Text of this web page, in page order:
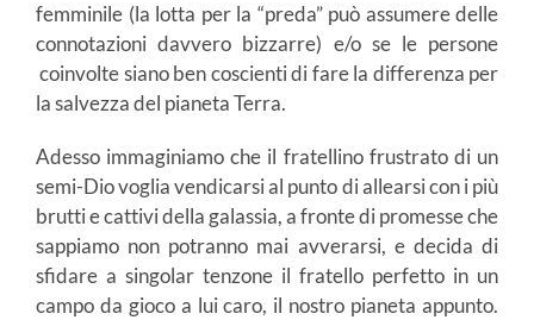
femminile (la lotta per la “preda” può assumere delle
connotazioni davvero bizzarre) e/o se le persone
coinvolte siano ben coscienti di fare la differenza per
la salvezza del pianeta Terra.
Adesso immaginiamo che il fratellino frustrato di un
semi-Dio voglia vendicarsi al punto di allearsi con i più
brutti e cattivi della galassia, a fronte di promesse che
sappiamo non potranno mai avverarsi, e decida di
sfidare a singolar tenzone il fratello perfetto in un
campo da gioco a lui caro, il nostro pianeta appunto.